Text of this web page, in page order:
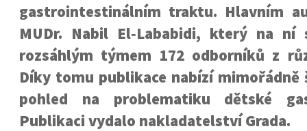
gastrointestinálním traktu. Hlavním
MUDr. Nabil El‑Lababidi, který na ní
rozsáhlým týmem 172 odborníků z
Díky tomu publikace nabízí
pohled na problematiku dětské
Publikaci vydalo nakladatelství Grada.